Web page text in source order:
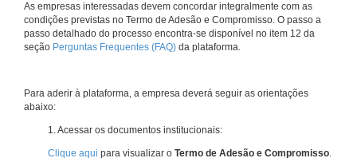
As empresas interessadas devem concordar integralmente com as
condições previstas no Termo de Adesão e Compromisso. O passo a
passo detalhado do processo encontra-se disponível no item 12 da
seção Perguntas Frequentes (FAQ) da plataforma.
Para aderir à plataforma, a empresa deverá seguir as orientações
abaixo:
1. Acessar os documentos institucionais:
Clique aqui para visualizar o Termo de Adesão e Compromisso.